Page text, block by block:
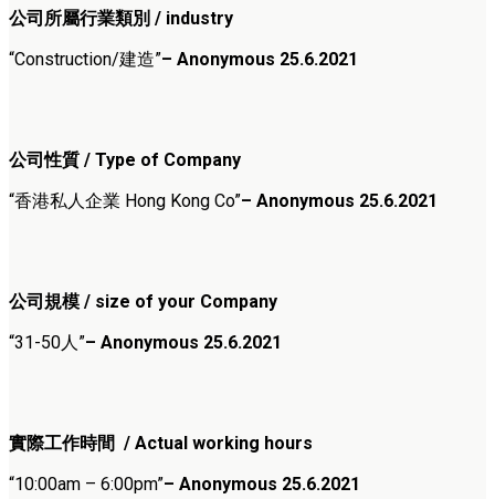
公司所屬行業類別 / industry
“Construction/建造”– Anonymous 25.6.2021
公司性質 / Type of Company
“香港私人企業 Hong Kong Co”– Anonymous 25.6.2021
公司規模 / size of your Company
“31-50人”– Anonymous 25.6.2021
實際工作時間 / Actual working hours
“10:00am – 6:00pm”– Anonymous 25.6.2021